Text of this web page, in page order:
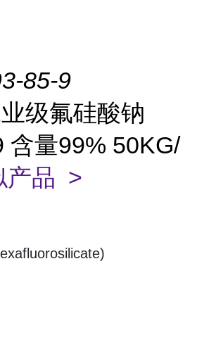
85-9
级氟硅酸钠
含量99% 50KG/
产品 >